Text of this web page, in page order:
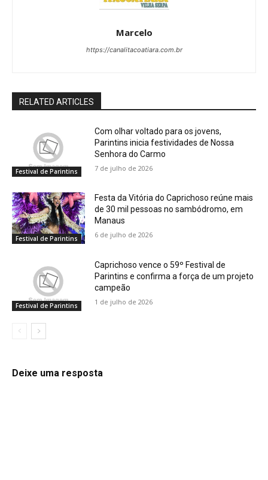
Marcelo
https://canalitacoatiara.com.br
RELATED ARTICLES
Festival de Parintins
Com olhar voltado para os jovens,
Parintins inicia festividades de Nossa
Senhora do Carmo
7 de julho de 2026
Festival de Parintins
Festa da Vitória do Caprichoso reúne mais
de 30 mil pessoas no sambódromo, em
Manaus
6 de julho de 2026
Festival de Parintins
Caprichoso vence o 59º Festival de
Parintins e confirma a força de um projeto
campeão
1 de julho de 2026
Deixe uma resposta